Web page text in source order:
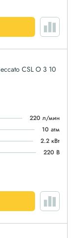
CSL O 3 10
220 л/мин
10 атм
2.2 кВт
220 В